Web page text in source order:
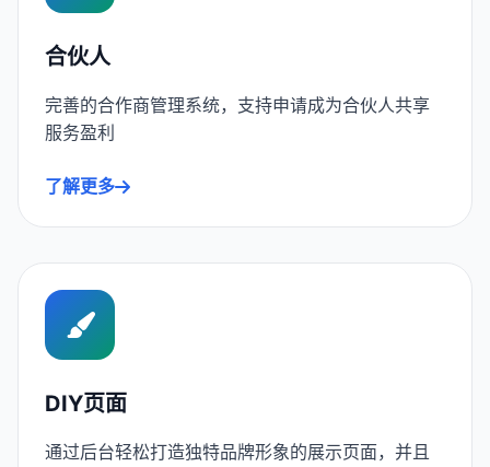
合伙人
完善的合作商管理系统，支持申请成为合伙人共享
服务盈利
了解更多
DIY页面
通过后台轻松打造独特品牌形象的展示页面，并且